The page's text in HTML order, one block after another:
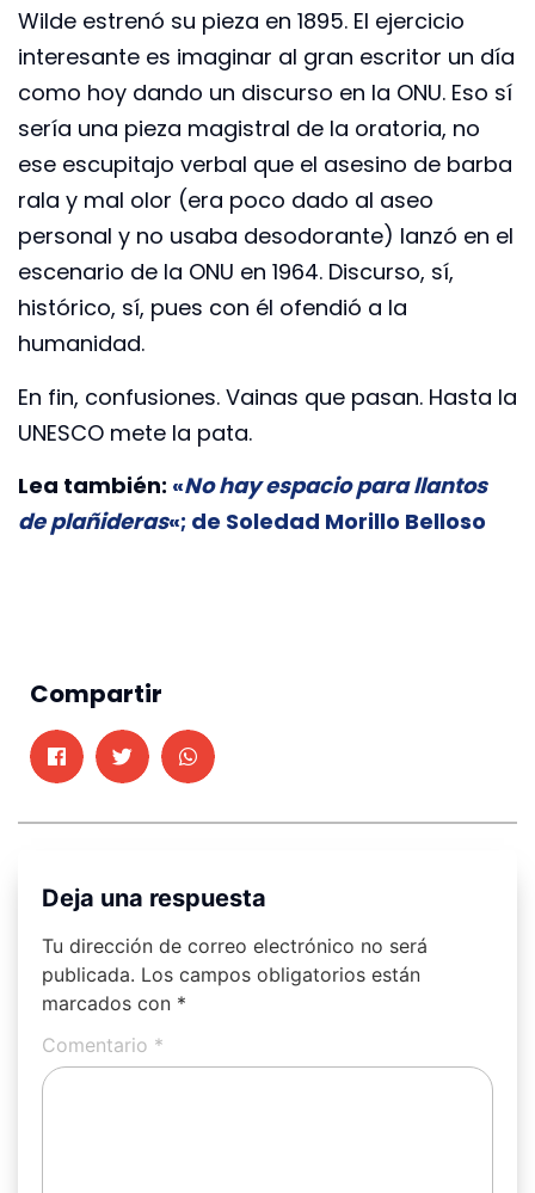
Wilde estrenó su pieza en 1895. El ejercicio
interesante es imaginar al gran escritor un día
como hoy dando un discurso en la ONU. Eso sí
sería una pieza magistral de la oratoria, no
ese escupitajo verbal que el asesino de barba
rala y mal olor (era poco dado al aseo
personal y no usaba desodorante) lanzó en el
escenario de la ONU en 1964. Discurso, sí,
histórico, sí, pues con él ofendió a la
humanidad.
En fin, confusiones. Vainas que pasan. Hasta la
UNESCO mete la pata.
Lea también: «No hay espacio para llantos
de plañideras«; de Soledad Morillo Belloso
Compartir
Deja una respuesta
Tu dirección de correo electrónico no será
publicada. Los campos obligatorios están
marcados con *
Comentario *